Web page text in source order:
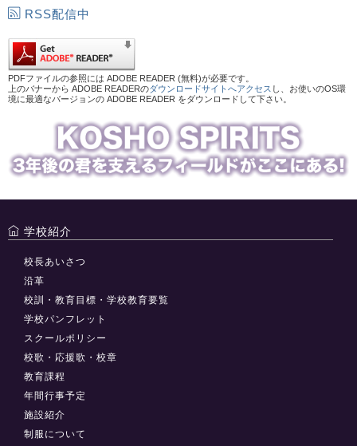
RSS配信中
PDFファイルの参照には ADOBE READER (無料)が必要です。
上のバナーから ADOBE READERのダウンロードサイトへアクセス し、お使いのOS環
境に最適なバージョンの ADOBE READER をダウンロードして下さい。
学校紹介
校長あいさつ
沿革
校訓・教育目標・学校教育要覧
学校パンフレット
スクールポリシー
校歌・応援歌・校章
教育課程
年間行事予定
施設紹介
制服について